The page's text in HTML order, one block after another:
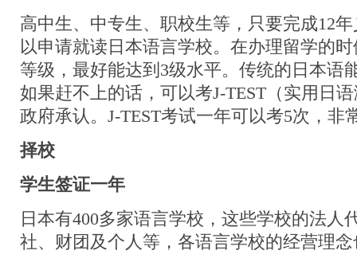
高中生、中专生、职校生等，只要完成12
以申请就读日本语言学校。在办理留学的
等级，最好能达到3级水平。传统的日本语
如果赶不上的话，可以考J-TEST（实用日
政府承认。J-TEST考试一年可以考5次，非
择校
学生签证一年
日本有400多家语言学校，这些学校的法人
社、财团及个人等，各语言学校的经营理